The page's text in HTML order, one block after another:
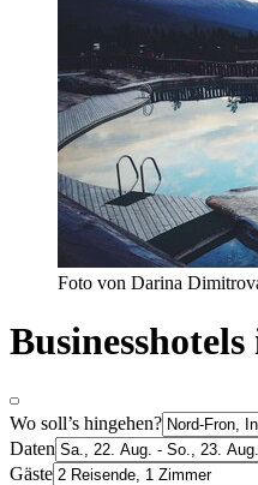
Foto von Darina
Wo soll’s hingehen?
Daten
Gäste